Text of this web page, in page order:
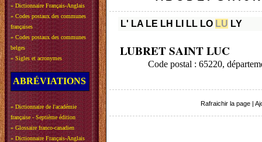
» Dictionnaire Français-Anglais
» Codes postaux des communes
françaises
» Codes postaux des communes
belges
» Sigles et acronymes
ABRÉVIATIONS
» Dictionnaire de l'académie
française - Septième édition
» Glossaire franco-canadien
» Dictionnaire Français-Anglais
L' LA LE LH LI LL LO LU LY
LUBRET SAINT LUC
Code postal : 65220,
Rafraichir la page